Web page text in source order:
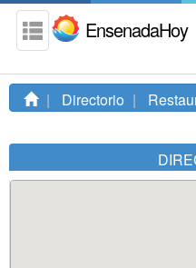
EnsenadaHoy
Directorio